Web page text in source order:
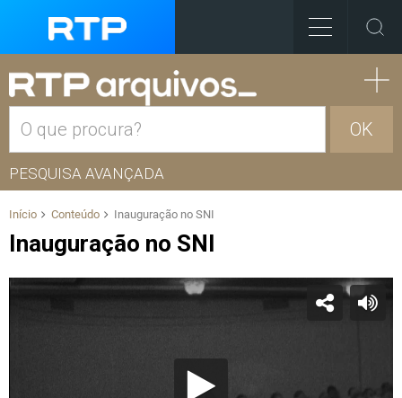
OK
PESQUISA AVANÇADA
Início Conteúdo Inauguração no SNI
Inauguração no SNI